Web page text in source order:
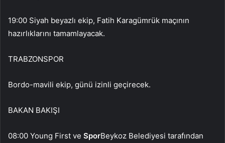
19:00 Siyah beyazlı ekip, Fatih Karagümrük maçının
hazırlıklarını tamamlayacak.
TRABZONSPOR
Bordo-mavili ekip, günü izinli geçirecek.
BAKAN BAKIŞI
08:00 Young First ve SporBeykoz Belediyesi tarafından